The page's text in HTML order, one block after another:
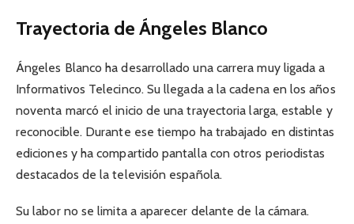
Trayectoria de Ángeles Blanco
Ángeles Blanco ha desarrollado una carrera muy ligada a
Informativos Telecinco. Su llegada a la cadena en los años
noventa marcó el inicio de una trayectoria larga, estable y
reconocible. Durante ese tiempo ha trabajado en distintas
ediciones y ha compartido pantalla con otros periodistas
destacados de la televisión española.
Su labor no se limita a aparecer delante de la cámara.